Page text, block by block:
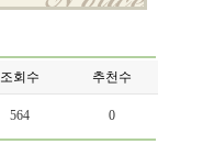
조회수 추천수
564 0